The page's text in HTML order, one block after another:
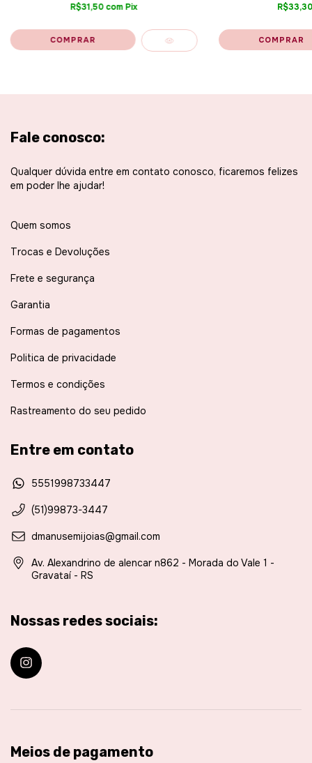
R$31,50comPix
Fale conosco:
Qualquer dúvida entre em contato conosco, ficaremos felizes
em poder lhe ajudar!
Quem somos
Trocas e Devoluções
Frete e segurança
Garantia
Formas de pagamentos
Politica de privacidade
Termos e condições
Rastreamento do seu pedido
Entre em contato
5551998733447
(51)99873-3447
dmanusemijoias@gmail.com
Av. Alexandrino de alencar n862 - Morada do Vale 1 -
Gravataí - RS
Nossas redes sociais:
Meios de pagamento